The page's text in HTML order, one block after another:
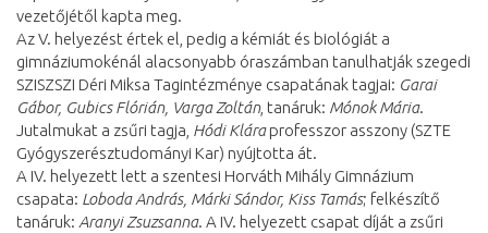
vezetőjétől kapta meg.
Az V. helyezést értek el, pedig a kémiát és biológiát a
gimnáziumokénál alacsonyabb óraszámban tanulhatják szegedi
SZISZSZI Déri Miksa Tagintézménye csapatának tagjai: Garai
Gábor, Gubics Flórián, Varga Zoltán, tanáruk: Mónok Mária.
Jutalmukat a zsűri tagja, Hódi Kláraprofesszor asszony (SZTE
Gyógyszerésztudományi Kar) nyújtotta át.
A IV. helyezett lett a szentesi Horváth Mihály Gimnázium
csapata: Loboda András, Márki Sándor, Kiss Tamás; felkészítő
tanáruk: Aranyi Zsuzsanna. A IV. helyezett csapat díját a zsűri